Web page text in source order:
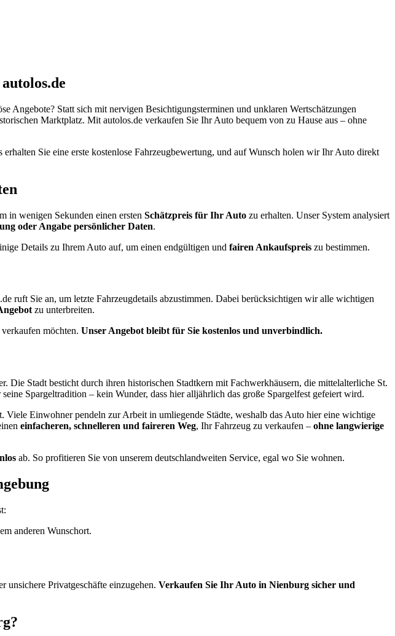
Angebote? Statt sich mit nervigen Besichtigungsterminen und unklaren Wertschätzungen
Marktplatz. Mit autolos.de verkaufen Sie Ihr Auto bequem von zu Hause aus – ohne
Sie eine erste kostenlose Fahrzeugbewertung, und auf Wunsch holen wir Ihr Auto direkt
in wenigen Sekunden einen ersten Schätzpreis für Ihr Auto zu erhalten. Unser System analysiert
oder Angabe persönlicher Daten.
Details zu Ihrem Auto auf, um einen endgültigen und fairen Ankaufspreis zu bestimmen.
ruft Sie an, um letzte Fahrzeugdetails abzustimmen. Dabei berücksichtigen wir alle wichtigen
zu unterbreiten.
möchten. Unser Angebot bleibt für Sie kostenlos und unverbindlich.
Die Stadt besticht durch ihren historischen Stadtkern mit Fachwerkhäusern, die mittelalterliche St.
Spargeltradition – kein Wunder, dass hier alljährlich das große Spargelfest gefeiert wird.
Einwohner pendeln zur Arbeit in umliegende Städte, weshalb das Auto hier eine wichtige
einfacheren, schnelleren und faireren Weg, Ihr Fahrzeug zu verkaufen – ohne langwierige
ab. So profitieren Sie von unserem deutschlandweiten Service, egal wo Sie wohnen.
anderen Wunschort.
Privatgeschäfte einzugehen. Verkaufen Sie Ihr Auto in Nienburg sicher und